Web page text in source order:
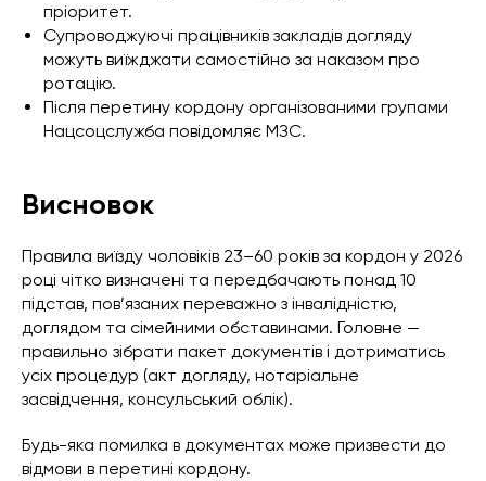
пріоритет.
Супроводжуючі працівників закладів догляду
можуть виїжджати самостійно за наказом про
ротацію.
Після перетину кордону організованими групами
Нацсоцслужба повідомляє МЗС.
Висновок
Правила виїзду чоловіків 23–60 років за кордон у 2026
році чітко визначені та передбачають понад 10
підстав, пов’язаних переважно з інвалідністю,
доглядом та сімейними обставинами. Головне —
правильно зібрати пакет документів і дотриматись
усіх процедур (акт догляду, нотаріальне
засвідчення, консульський облік).
Будь-яка помилка в документах може призвести до
відмови в перетині кордону.